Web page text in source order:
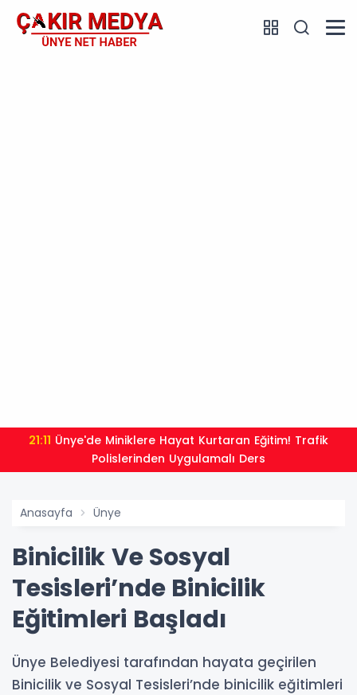
21:11
Polislerinden Uygulamalı Ders
Anasayfa Ünye
Binicilik Ve Sosyal
Tesisleri’nde Binicilik
Eğitimleri Başladı
Ünye Belediyesi tarafından hayata geçirilen
Binicilik ve Sosyal Tesisleri’nde binicilik eğitimleri